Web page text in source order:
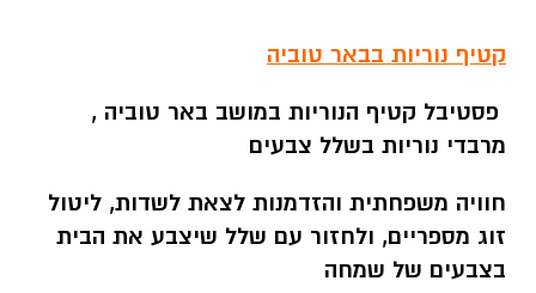
קטיף נוריות בבאר טוביה
פסטיבל קטיף הנוריות במושב באר טוביה ,
מרבדי נוריות בשלל צבעים
חוויה משפחתית והזדמנות לצאת לשדות, ליטול
זוג מספריים, ולחזור עם שלל שיצבע את הבית
בצבעים של שמחה